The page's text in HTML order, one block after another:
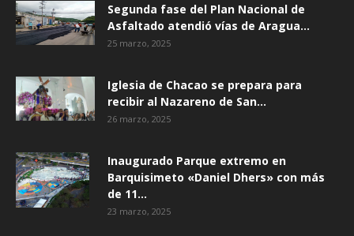
Segunda fase del Plan Nacional de
Asfaltado atendió vías de Aragua...
25 marzo, 2025
Iglesia de Chacao se prepara para
recibir al Nazareno de San...
26 marzo, 2025
Inaugurado Parque extremo en
Barquisimeto «Daniel Dhers» con más
de 11...
23 marzo, 2025